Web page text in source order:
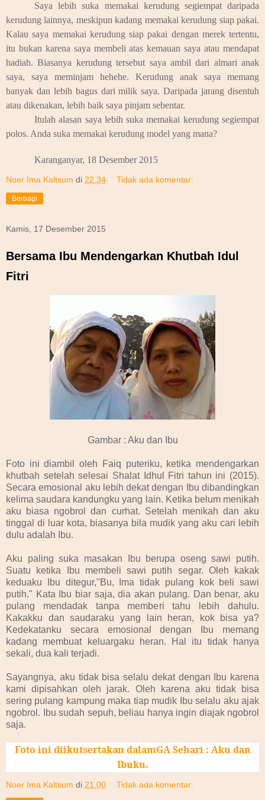
Saya lebih suka memakai kerudung segiempat daripada
kerudung lainnya, meskipun kadang memakai kerudung siap pakai.
Kalau saya memakai kerudung siap pakai dengan merek tertentu,
itu bukan karena saya membeli atas kemauan saya atau mendapat
hadiah. Biasanya kerudung tersebut saya ambil dari almari anak
saya, saya meminjam hehehe. Kerudung anak saya memang
banyak dan lebih bagus dari milik saya. Daripada jarang disentuh
atau dikenakan, lebih baik saya pinjam sebentar.
Itulah alasan saya lebih suka memakai kerudung segiempat
polos. Anda suka memakai kerudung model yang mana?
Karanganyar, 18 Desember 2015
Noer Ima Kaltsum di 22.34 Tidak ada komentar:
Berbagi
Kamis, 17 Desember 2015
Bersama Ibu Mendengarkan Khutbah Idul
Fitri
Gambar : Aku dan Ibu
Foto ini diambil oleh Faiq puteriku, ketika mendengarkan
khutbah setelah selesai Shalat Idhul Fitri tahun ini (2015).
Secara emosional aku lebih dekat dengan Ibu dibandingkan
kelima saudara kandungku yang lain. Ketika belum menikah
aku biasa ngobrol dan curhat. Setelah menikah dan aku
tinggal di luar kota, biasanya bila mudik yang aku cari lebih
dulu adalah Ibu.
Aku paling suka masakan Ibu berupa oseng sawi putih.
Suatu ketika Ibu membeli sawi putih segar. Oleh kakak
keduaku Ibu ditegur,"Bu, Ima tidak pulang kok beli sawi
putih." Kata Ibu biar saja, dia akan pulang. Dan benar, aku
pulang mendadak tanpa memberi tahu lebih dahulu.
Kakakku dan saudaraku yang lain heran, kok bisa ya?
Kedekatanku secara emosional dengan Ibu memang
kadang membuat keluargaku heran. Hal itu tidak hanya
sekali, dua kali terjadi.
Sayangnya, aku tidak bisa selalu dekat dengan Ibu karena
kami dipisahkan oleh jarak. Oleh karena aku tidak bisa
sering pulang kampung maka tiap mudik Ibu selalu aku ajak
ngobrol. Ibu sudah sepuh, beliau hanya ingin diajak ngobrol
saja.
Foto ini diikutsertakan dalamGA Sehari : Aku dan
Ibuku.
Noer Ima Kaltsum di 21.00 Tidak ada komentar: